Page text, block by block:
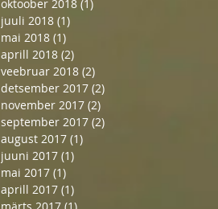
oktoober 2018 (1)
juuli 2018 (1)
mai 2018 (1)
aprill 2018 (2)
veebruar 2018 (2)
detsember 2017 (2)
november 2017 (2)
september 2017 (2)
august 2017 (1)
juuni 2017 (1)
mai 2017 (1)
aprill 2017 (1)